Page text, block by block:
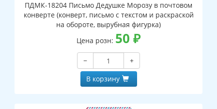
ПДМК-18204 Письмо Дедушке Морозу в почтовом
конверте (конверт, письмо с текстом и раскраской
на обороте, вырубная фигурка)
Цена розн: 50 ₽
−
+
В корзину